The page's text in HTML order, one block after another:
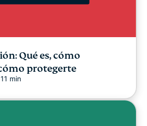
Qué es, cómo
protegerte
11 min